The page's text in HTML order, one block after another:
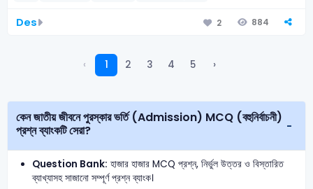
Des 2 884
‹ 1 2 3 4 5 ›
কেন জাতীয় জীবনে পুরস্কার ভর্তি (Admission) MCQ (বহুনির্বাচনী)
প্রশ্ন ব্যাংকটি সেরা?
Question Bank: হাজার হাজার MCQ প্রশ্ন, নির্ভুল উত্তর ও বিস্তারিত
ব্যাখ্যাসহ সাজানো সম্পূর্ণ প্রশ্ন ব্যাংক।